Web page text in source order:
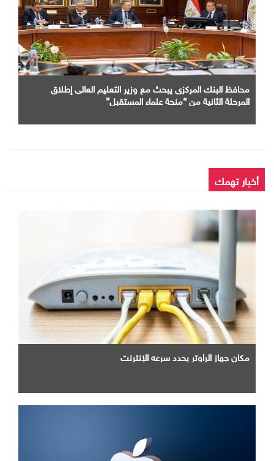
محافظ البنك المركزى يبحث مع وزير التعليم العالى إطلاق
المرحلة الثانية من “منحة علماء المستقبل”
أخبار تهمك
مكان جهاز الراوتر يحدد سرعه الإنترنت